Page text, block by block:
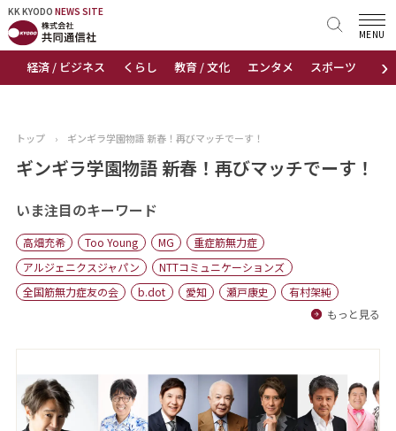
KK KYODO NEWS SITE
›
経済 / ビジネス くらし 教育 / 文化 エンタメ スポーツ 地域
MENU
KK KYODONEWS SITE
トップページ
ニュース
おすすめコンテンツ
出版物
会社概要
トップ › ギンギラ学園物語 新春！再びマッチでーす！
ギンギラ学園物語 新春！再びマッチでーす！
いま注目のキーワード
高畑充希 Too Young MG
重症筋無力症
アルジェニクスジャパン
NTTコミュニケーションズ
全国筋無力症友の会
b.dot 愛知 瀬戸康史
有村架純
もっと見る